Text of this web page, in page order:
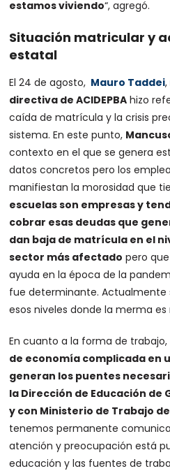
estamos viviendo“, agregó.
Situación matricular y
estatal
El 24 de agosto, Mauro Taddei,
directiva de ACIDEPBA hizo
caída de matrícula y la crisis
sistema. En este punto,
contexto en el que se genera
datos concretos pero los
manifiestan la morosidad que
escuelas son empresas y
cobrar esas deudas que
dan baja de matrícula en el
sector más afectado pero
ayuda en la época de la
fue determinante.
esos niveles donde la merma es
En cuanto a la forma de trabajo,
de economía complicada en
generan los puentes
la Dirección de Educación de
y con Ministerio de Trabajo
tenemos permanente
atención y preocupación está
educación y las fuentes de